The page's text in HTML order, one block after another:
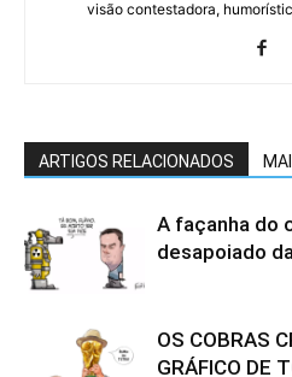
visão contestadora,
ARTIGOS RELACIONADOS
A façanha do
desapoiado
OS COBRAS
GRÁFICO DE